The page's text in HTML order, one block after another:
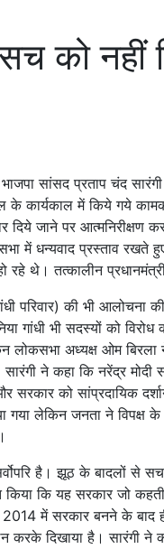
को नहीं
सांसद प्रताप चंद
के कार्यकाल में किये गये
दिये जाने पर आत्मनिरीक्षण
में धन्यवाद प्रस्ताव
रहे थे। तत्कालीन
परिवार) की भी आलोचना
गांधी भी सदस्यों को
लोकसभा अध्यक्ष ओम
सारंगी ने कहा कि नरेंद्र
सरकार को सांप्रदायिक
गया लेकिन जनता ने विपक्ष
है। झूठ के बादलों से
किया कि यह सरकार जो
ने 2014 में सरकार बनने के
करके दिखाया है। सारंगी